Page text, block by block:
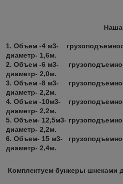
Наша
1. Объем -4 м3-
диаметр- 1,6м.
2. Объем -6 м3-
диаметр- 2,0м.
3. Объем -8 м3-
диаметр- 2,2м.
4. Объем -10м3-
диаметр- 2,2м.
5. Объем- 12,5м3-
диаметр- 2,2м.
6. Объем- 15 м3-
диаметр- 2,4м.
Комплектуем бункеры шнеками